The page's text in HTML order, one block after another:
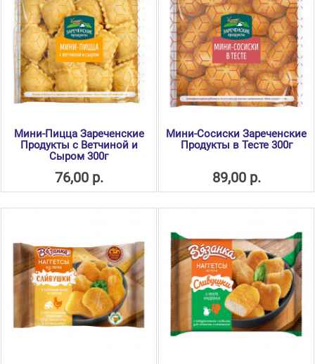
Мини-Пицца Зареченские
Продукты с Ветчиной и
Сыром 300г
76,00 р.
Мини-Сосиски Зареченские
Продукты в Тесте 300г
89,00 р.